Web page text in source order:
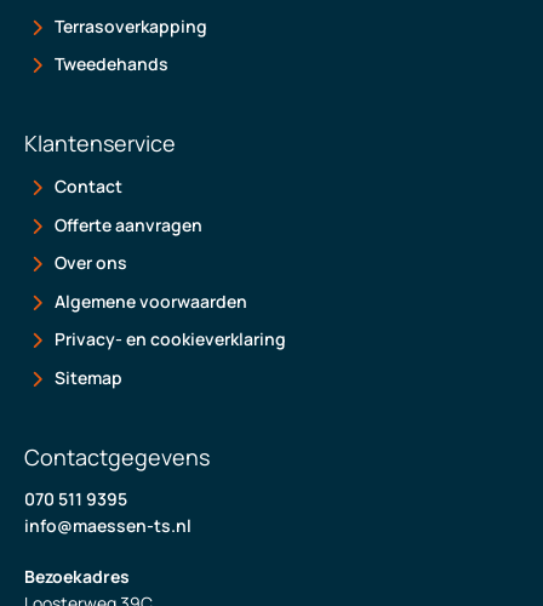
Terrasoverkapping
Tweedehands
Klantenservice
Contact
Offerte aanvragen
Over ons
Algemene voorwaarden
Privacy- en cookieverklaring
Sitemap
Contactgegevens
070 511 9395
info@maessen-ts.nl
Bezoekadres